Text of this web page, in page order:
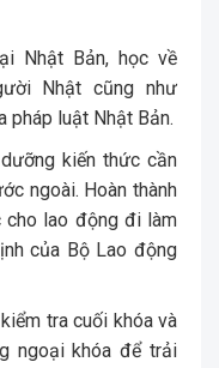
Nhật Bản, học về
Nhật cũng như
pháp luật Nhật Bản.
kiến thức cần
ngoài. Hoàn thành
cho lao động đi làm
của Bộ Lao động
tra cuối khóa và
ngoại khóa để trải